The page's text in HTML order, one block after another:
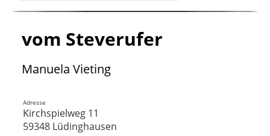
vom Steverufer
Manuela Vieting
Adresse
Kirchspielweg 11
59348 Lüdinghausen